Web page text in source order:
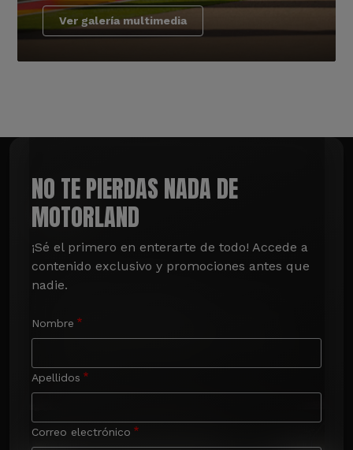
Ver galería multimedia
NO TE PIERDAS NADA DE
MOTORLAND
¡Sé el primero en enterarte de todo! Accede a
contenido exclusivo y promociones antes que
nadie.
Nombre
Apellidos
Correo electrónico